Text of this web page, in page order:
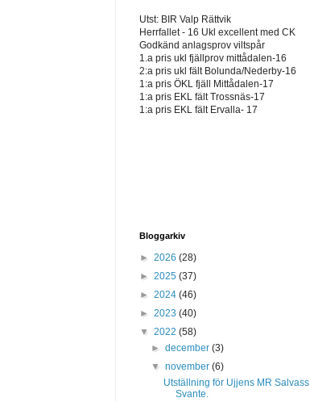
Utst: BIR Valp Rättvik
Herrfallet - 16 Ukl excellent med CK
Godkänd anlagsprov viltspår
1.a pris ukl fjällprov mittådalen-16
2:a pris ukl fält Bolunda/Nederby-16
1:a pris ÖKL fjäll Mittådalen-17
1:a pris EKL fält Trossnäs-17
1:a pris EKL fält Ervalla- 17
Bloggarkiv
► 2026 (28)
► 2025 (37)
► 2024 (46)
► 2023 (40)
▼ 2022 (58)
►december(3)
▼november(6)
Utställning för Ujjens MR Salvass
Svante.